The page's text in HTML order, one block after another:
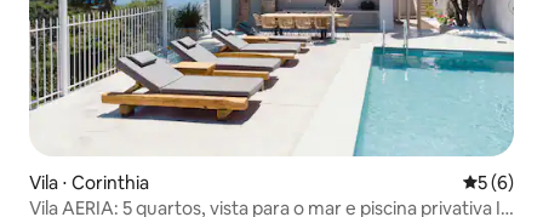
Vila ⋅ Corinthia 5 de
5 (6)
Vila AERIA: 5 quartos, vista para o mar e piscina privativa I